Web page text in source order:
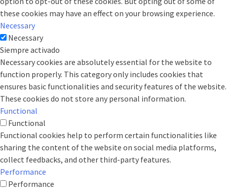
these cookies may have an effect on your browsing experience.
Necessary
Necessary
Siempre activado
Necessary cookies are absolutely essential for the website to
function properly. This category only includes cookies that
ensures basic functionalities and security features of the website.
These cookies do not store any personal information.
Functional
Functional
Functional cookies help to perform certain functionalities like
sharing the content of the website on social media platforms,
collect feedbacks, and other third-party features.
Performance
Performance